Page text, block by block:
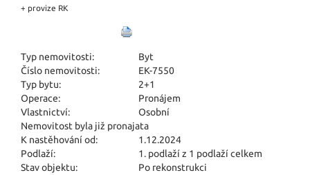
+ provize RK
Typ nemovitosti:
Byt
Číslo nemovitosti:
EK-7550
Typ bytu:
2+1
Operace:
Pronájem
Vlastnictví:
Osobní
Nemovitost byla již pronajata
K nastěhování od:
1.12.2024
Podlaží:
1. podlaží z 1 podlaží celkem
Stav objektu:
Po rekonstrukci